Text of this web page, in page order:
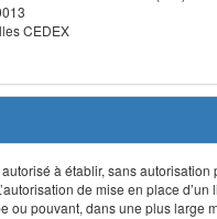
CEDEX
à établir, sans
de mise en place
ou pouvant, dans une plus large